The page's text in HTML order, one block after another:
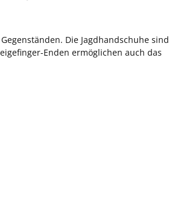
Die Jagdhandschuhe sind
Enden ermöglichen auch das